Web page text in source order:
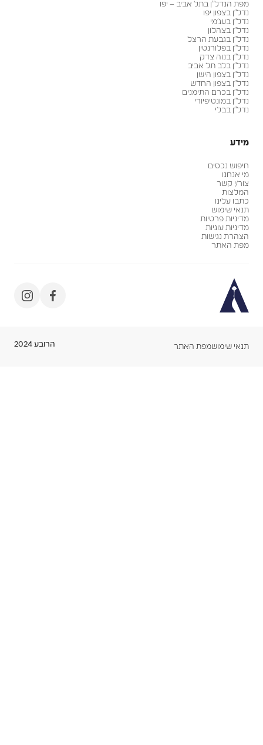
מפת הנדל״ן בתל אביב – יפו
נדל״ן בצפון יפו
נדל״ן בעג׳מי
נדל״ן בצהלון
נדל״ן בגבעת הרצל
נדל״ן בפלורנטין
נדל״ן בנוה צדק
נדל״ן בלב תל אביב
נדל״ן בצפון הישן
נדל״ן בצפון החדש
נדל״ן בכרם התימנים
נדל״ן במונטיפיורי
נדל״ן בבלי
מידע
חיפוש נכסים
מי אנחנו
צור/י קשר
המלצות
כתבו עלינו
תנאי שימוש
מדיניות פרטיות
מדיניות עוגיות
הצהרת נגישות
מפת האתר
תנאי שימושמפת האתר הרובע 2024